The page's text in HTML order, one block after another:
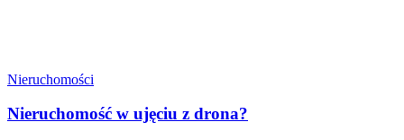
Nieruchomości
Nieruchomość w ujęciu z drona?